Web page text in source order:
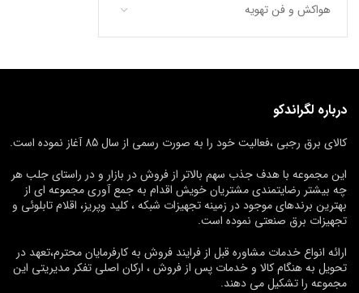
هواکش و فن تهویه
درباره لگراندکو
کالای برق رجبی ،فعالیت خود را به صورت رسمی از سال 85 آغاز نموده است.
این مجموعه با هدف جذب سهم بالاتر از فروش در بازار و در راستای جلب هر
چه بیشتر رضایتمندی مشتریان خویش اقدام به جمع آوری مجموعه ای از
بهترین برندهای موجود در زمینه تجهیزات شبکه ، کلید وپریز، اقلام تابلوئی و
تجهیزات برق صنعتی نموده است.
ارائه انواع خدمات مشاوره قبل از فرایند فروش به کارفرمایان محترم،تعهد در
تحویل به هنگام کالا و خدمات پس از فروش ، ارکان اصلی تفکر مدیریتی این
مجموعه را تشکیل می دهند.